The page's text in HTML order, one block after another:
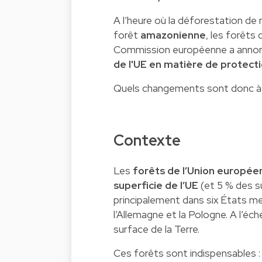
A l’heure où la déforestation
forêt amazonienne, les forêts
Commission européenne a
de l'UE en matière de
Quels changements sont donc
Contexte
Les forêts de l’Union
superficie de l’UE (et 5 % des
principalement dans six États
l’Allemagne et la Pologne. A
surface de la Terre.
Ces forêts sont indispensables